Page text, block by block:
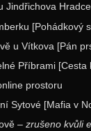
Jindřichova
[Pohádkový
u Vítkova [Pán
Příbrami [Cesta
prostoru
Sytové [Mafia v
– zrušeno kvůli